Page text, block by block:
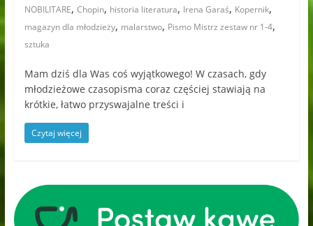
NOBILITARE, Chopin, historia literatura, Irena Garaś, Kopernik,
magazyn dla młodzieży, malarstwo, Pismo Mistrz zestaw nr 1-4,
sztuka
Mam dziś dla Was coś wyjątkowego! W czasach, gdy
młodzieżowe czasopisma coraz częściej stawiają na
krótkie, łatwo przyswajalne treści i
Czytaj więcej